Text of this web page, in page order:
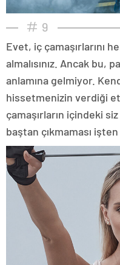
9
Evet, iç çamaşırlarını
almalısınız. Ancak
anlamına gelmiyor.
hissetmenizin verdiği
çamaşırların içindeki
baştan çıkmaması